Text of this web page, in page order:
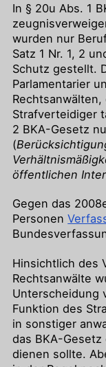
In § 20u Abs. 1
wurden nur
Satz 1 Nr. 1, 2
Schutz gestellt.
Parlamentarier
Strafverteidiger
2 BKA-Gesetz
(
öffentlichen
Gegen das
Personen
Hinsichtlich des
Rechtsanwälte
Unterscheidung
Funktion des
in sonstiger
das BKA-
dienen sollte.